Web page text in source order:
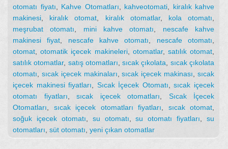
otomatı fiyatı
Kahve Otomatları kahveotomati
kiralık kahve
makinesi
kiralık otomat kiralık otomatlar, kola otomatı
meşrubat otomatı
mini kahve otomatı
nescafe kahve
makinesi fiyat
nescafe kahve otomatı nescafe otomatı
otomat ,otomatik içecek makineleri, otomatlar, satılık otomat
satılık otomatlar, satış otomatları ,sıcak çıkolata
sıcak çıkolata
otomatı
sıcak içecek makinaları ,sıcak içecek makinası ,sıcak
içecek makinesi fiyatları
Sıcak İçecek Otomatı ,sıcak içecek
otomatı fiyatları
sıcak içecek otomatları
Sıcak İçecek
Otomatları
sıcak içecek otomatları fiyatları sıcak otomat
soğuk içecek otomatı
su otomatı ,su otomatı fiyatları
su
otomatları süt otomatı yeni çıkan otomatlar